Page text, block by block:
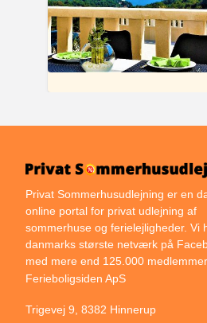
Privat Sommerhusudlejning er en
online portal for privat udlejning af
sommerhuse og ferielejligheder. Vi
danmarks største netværk på
med mere end 125.000 medlemmer.
Ferieboligsiden ApS
Trigevej 9, 8382 Hinnerup